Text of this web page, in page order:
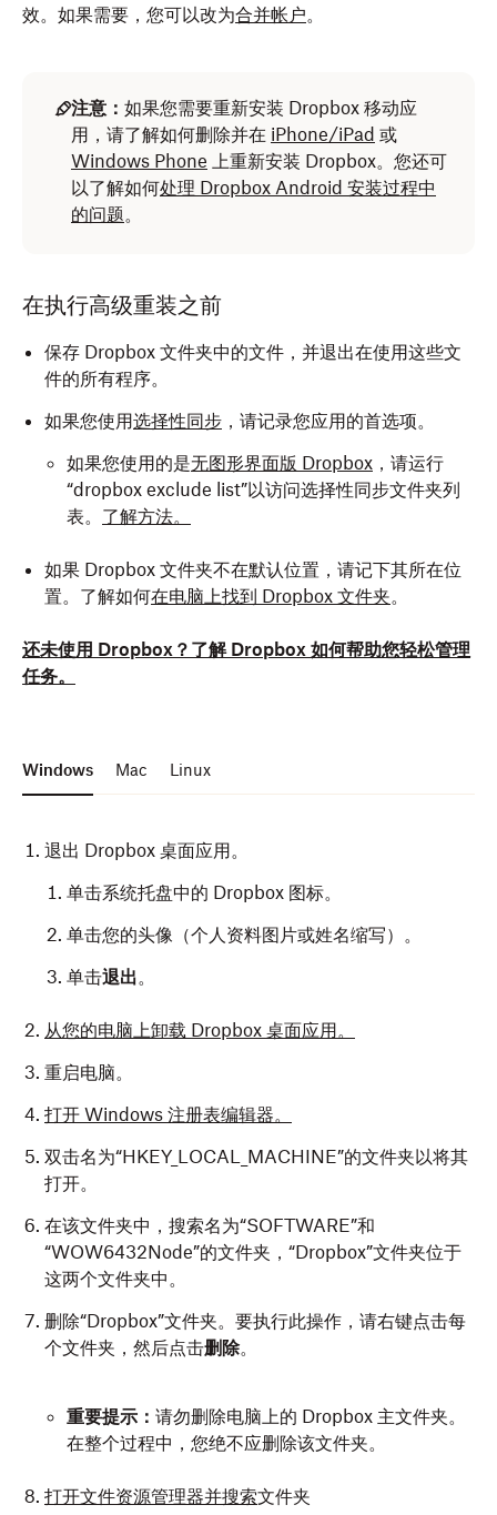
效。如果需要，您可以改为合并帐户。
注意： 如果您需要重新安装 Dropbox 移动应
用，请了解如何删除并在 iPhone/iPad 或
Windows Phone 上重新安装 Dropbox。您还可
以了解如何处理 Dropbox Android 安装过程中
的问题。
在执行高级重装之前
保存 Dropbox 文件夹中的文件，并退出在使用这些文
件的所有程序。
如果您使用选择性同步 ，请记录您应用的首选项。
如果您使用的是无图形界面版 Dropbox ，请运行
“dropbox exclude list”以访问选择性同步文件夹列
表。 了解方法。
如果 Dropbox 文件夹不在默认位置，请记下其所在位
置。了解如何在电脑上找到 Dropbox 文件夹。
还未使用 Dropbox？了解 Dropbox 如何帮助您轻松管理
任务。
Windows Mac Linux
退出 Dropbox 桌面应用。
单击系统托盘中的 Dropbox 图标。
单击您的头像（个人资料图片或姓名缩写）。
单击退出。
从您的电脑上卸载 Dropbox 桌面应用。
重启电脑。
打开 Windows 注册表编辑器。
双击名为“HKEY_LOCAL_MACHINE”的文件夹以将其
打开。
在该文件夹中，搜索名为“SOFTWARE”和
“WOW6432Node”的文件夹，“Dropbox”文件夹位于
这两个文件夹中。
删除“Dropbox”文件夹。要执行此操作，请右键点击每
个文件夹，然后点击删除。
重要提示： 请勿删除电脑上的 Dropbox 主文件夹。
在整个过程中，您绝不应删除该文件夹。
打开文件资源管理器并搜索文件夹